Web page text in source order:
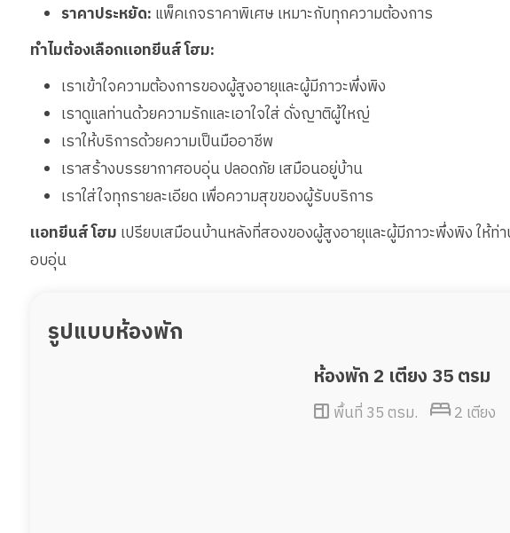
ราคาประหยัด: แพ็คเกจราคาพิเศษ เหมาะกับทุกความต้องการ
ทำไมต้องเลือกแอทยีนส์ โฮม:
เราเข้าใจความต้องการของผู้สูงอายุและผู้มีภาวะพึ่งพิง
เราดูแลท่านด้วยความรักและเอาใจใส่ ดั่งญาติผู้ใหญ่
เราให้บริการด้วยความเป็นมืออาชีพ
เราสร้างบรรยากาศอบอุ่น ปลอดภัย เสมือนอยู่บ้าน
เราใส่ใจทุกรายละเอียด เพื่อความสุขของผู้รับบริการ
แอทยีนส์ โฮม เปรียบเสมือนบ้านหลังที่สองของผู้สูงอายุและผู้มีภาวะพึ่งพิง ให้ท่
อบอุ่น
รูปแบบห้องพัก
ห้องพัก 2 เตียง 35 ตรม
พื้นที่ 35 ตรม. 2 เตียง